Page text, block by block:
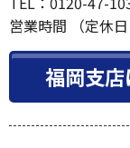
営業時間 （定休日
福岡支